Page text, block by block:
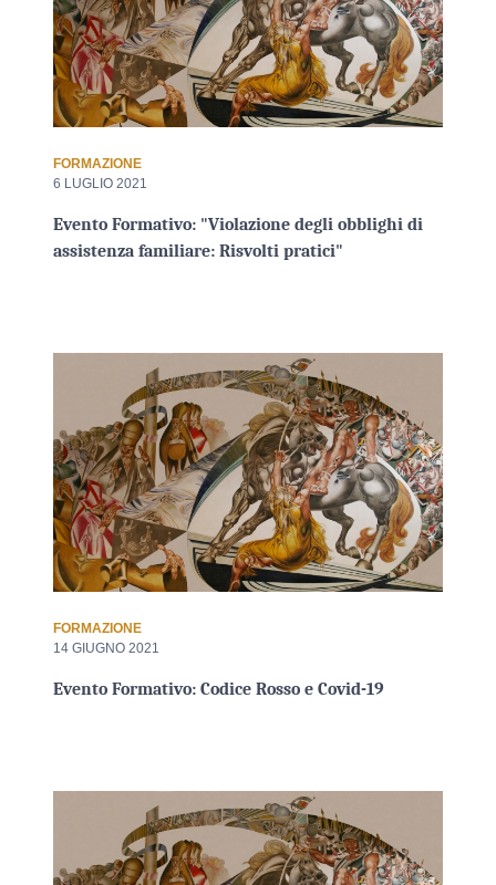
FORMAZIONE
6 LUGLIO 2021
Evento Formativo: "Violazione degli obblighi di
assistenza familiare: Risvolti pratici"
FORMAZIONE
14 GIUGNO 2021
Evento Formativo: Codice Rosso e Covid-19